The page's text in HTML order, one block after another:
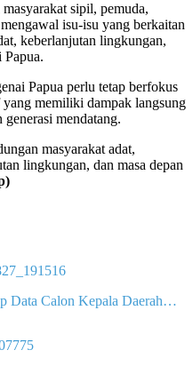
sipil, pemuda,
isu-isu yang berkaitan
keberlanjutan lingkungan,
Papua.
Papua perlu tetap berfokus
yang memiliki dampak langsung
mendatang.
masyarakat adat,
lingkungan, dan masa depan
Data Calon Kepala Daerah…